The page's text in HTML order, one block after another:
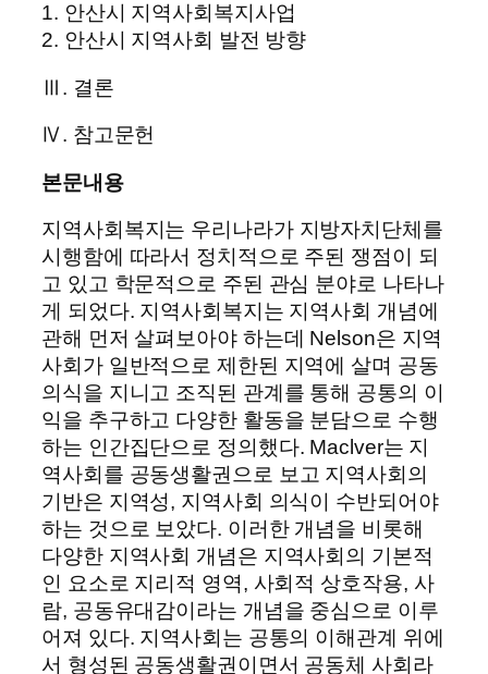
1. 안산시 지역사회복지사업
2. 안산시 지역사회 발전 방향
Ⅲ. 결론
Ⅳ. 참고문헌
본문내용
지역사회복지는 우리나라가 지방자치단체를
시행함에 따라서 정치적으로 주된 쟁점이 되
고 있고 학문적으로 주된 관심 분야로 나타나
게 되었다. 지역사회복지는 지역사회 개념에
관해 먼저 살펴보아야 하는데 Nelson은 지역
사회가 일반적으로 제한된 지역에 살며 공동
의식을 지니고 조직된 관계를 통해 공통의 이
익을 추구하고 다양한 활동을 분담으로 수행
하는 인간집단으로 정의했다. Maclver는 지
역사회를 공동생활권으로 보고 지역사회의
기반은 지역성, 지역사회 의식이 수반되어야
하는 것으로 보았다. 이러한 개념을 비롯해
다양한 지역사회 개념은 지역사회의 기본적
인 요소로 지리적 영역, 사회적 상호작용, 사
람, 공동유대감이라는 개념을 중심으로 이루
어져 있다. 지역사회는 공통의 이해관계 위에
서 형성된 공동생활권이면서 공동체 사회라